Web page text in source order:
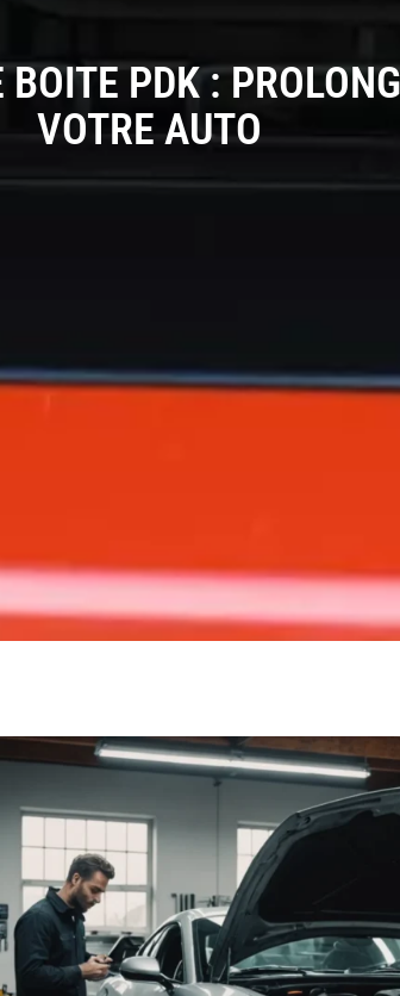
PDK :
VOTRE AUTO